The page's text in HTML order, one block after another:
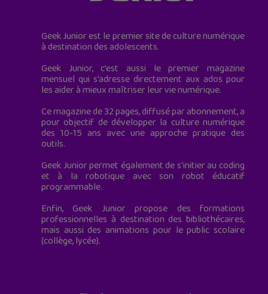
Geek Junior est le premier site de culture numérique
à destination des adolescents.
Geek Junior, c’est aussi le premier magazine
mensuel qui s’adresse directement aux ados pour
les aider à mieux maîtriser leur vie numérique.
Ce magazine de 32 pages, diffusé par abonnement, a
pour objectif de développer la culture numérique
des 10-15 ans avec une approche pratique des
outils.
Geek Junior permet également de s'initier au coding
et à la robotique avec son robot éducatif
programmable.
Enfin, Geek Junior propose des formations
professionnelles à destination des bibliothécaires,
mais aussi des animations pour le public scolaire
(collège, lycée).